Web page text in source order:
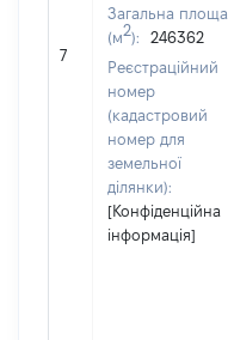
7
Загальна площа
(м2):
246362
Реєстраційний
номер
(кадастровий
номер для
земельної
ділянки):
[Конфіденційна
інформація]